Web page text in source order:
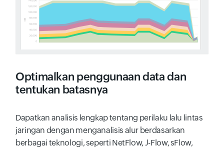
Optimalkan penggunaan data dan
tentukan batasnya
Dapatkan analisis lengkap tentang perilaku lalu lintas
jaringan dengan menganalisis alur berdasarkan
berbagai teknologi, seperti NetFlow, J-Flow, sFlow,